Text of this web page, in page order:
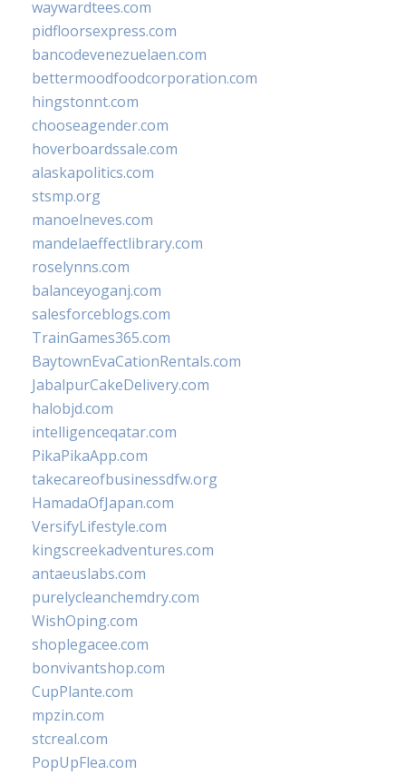
waywardtees.com
pidfloorsexpress.com
bancodevenezuelaen.com
bettermoodfoodcorporation.com
hingstonnt.com
chooseagender.com
hoverboardssale.com
alaskapolitics.com
stsmp.org
manoelneves.com
mandelaeffectlibrary.com
roselynns.com
balanceyoganj.com
salesforceblogs.com
TrainGames365.com
BaytownEvaCationRentals.com
JabalpurCakeDelivery.com
halobjd.com
intelligenceqatar.com
PikaPikaApp.com
takecareofbusinessdfw.org
HamadaOfJapan.com
VersifyLifestyle.com
kingscreekadventures.com
antaeuslabs.com
purelycleanchemdry.com
WishOping.com
shoplegacee.com
bonvivantshop.com
CupPlante.com
mpzin.com
stcreal.com
PopUpFlea.com